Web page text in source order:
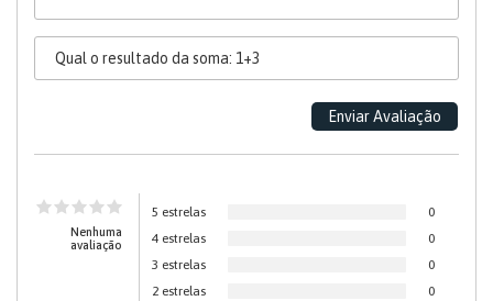
Nenhuma
avaliação
5 estrelas
0
4 estrelas
0
3 estrelas
0
2 estrelas
0